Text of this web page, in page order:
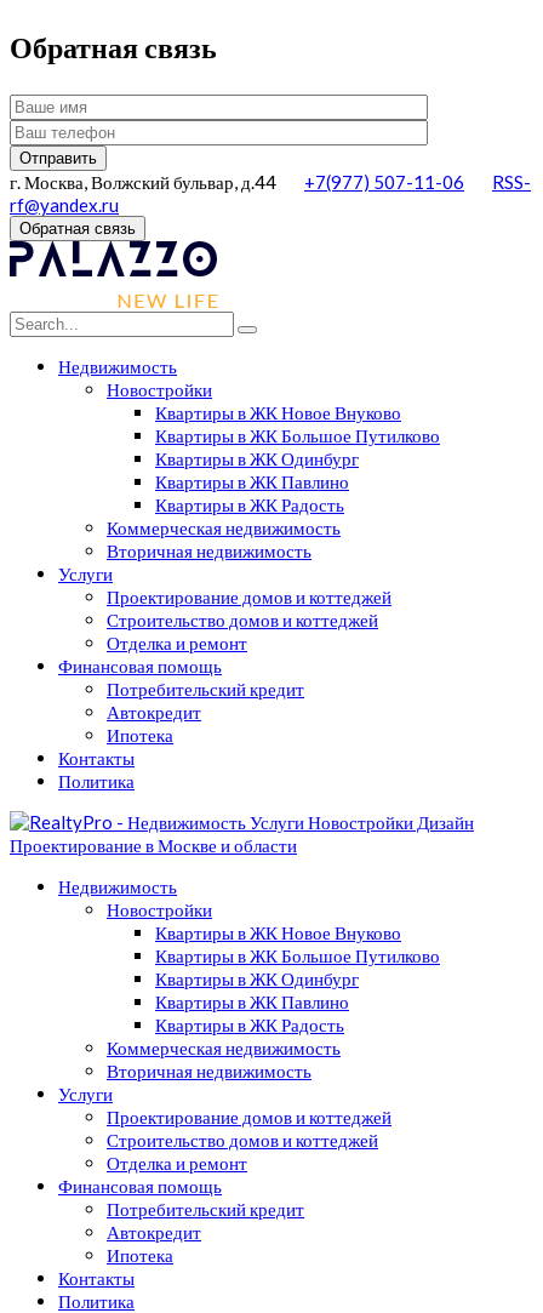
Обратная связь
г. Москва, Волжский бульвар, д.44 +7(977) 507-11-06
RSS-
rf@yandex.ru
Обратная связь
Недвижимость
Новостройки
Квартиры в ЖК Новое Внуково
Квартиры в ЖК Большое Путилково
Квартиры в ЖК Одинбург
Квартиры в ЖК Павлино
Квартиры в ЖК Радость
Коммерческая недвижимость
Вторичная недвижимость
Услуги
Проектирование домов и коттеджей
Строительство домов и коттеджей
Отделка и ремонт
Финансовая помощь
Потребительский кредит
Автокредит
Ипотека
Контакты
Политика
Недвижимость
Новостройки
Квартиры в ЖК Новое Внуково
Квартиры в ЖК Большое Путилково
Квартиры в ЖК Одинбург
Квартиры в ЖК Павлино
Квартиры в ЖК Радость
Коммерческая недвижимость
Вторичная недвижимость
Услуги
Проектирование домов и коттеджей
Строительство домов и коттеджей
Отделка и ремонт
Финансовая помощь
Потребительский кредит
Автокредит
Ипотека
Контакты
Политика